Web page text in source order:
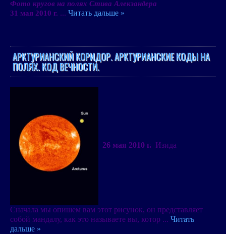
Фото кругов на полях Стива Алекзандера
31 мая 2010 г. ... Читать дальше »
АРКТУРИАНСКИЙ КОРИДОР. АРКТУРИАНСКИЕ КОДЫ НА
ПОЛЯХ. КОД ВЕЧНОСТИ.
26 мая 2010 г. Изида
Сначала мы опишем вам этот рисунок, он представляет
собой мандалу, как это называете вы, котор ... Читать
дальше »